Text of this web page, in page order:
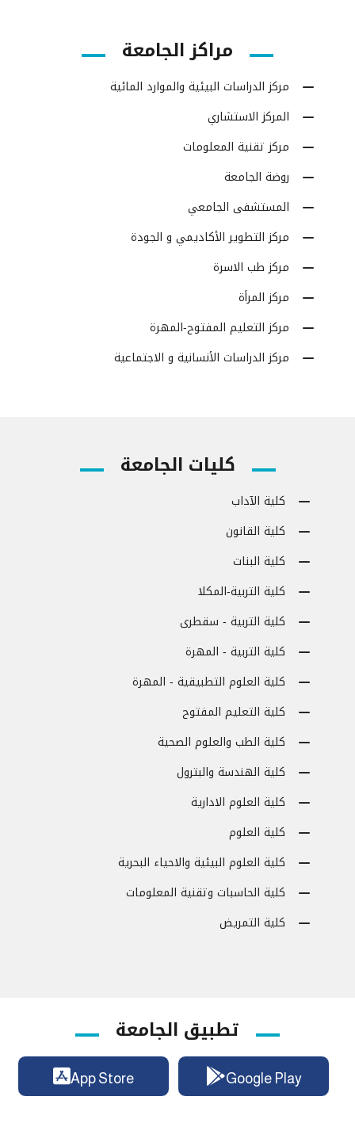
مراكز الجامعة
مركز الدراسات البيئية والموارد المائية
المركز الاستشاري
مركز تقنية المعلومات
روضة الجامعة
المستشفى الجامعي
مركز التطوير الأكاديمي و الجودة
مركز طب الاسرة
مركز المرأة
مركز التعليم المفتوح-المهرة
مركز الدراسات الأنسانية و الاجتماعية
كليات الجامعة
كلية الآداب
كلية القانون
كلية البنات
كلية التربية-المكلا
كلية التربية - سقطرى
كلية التربية - المهرة
كلية العلوم التطبيقية - المهرة
كلية التعليم المفتوح
كلية الطب والعلوم الصحية
كلية الهندسة والبترول
كلية العلوم الادارية
كلية العلوم
كلية العلوم البيئية والاحياء البحرية
كلية الحاسبات وتقنية المعلومات
كلية التمريض
تطبيق الجامعة
Google Play
App Store